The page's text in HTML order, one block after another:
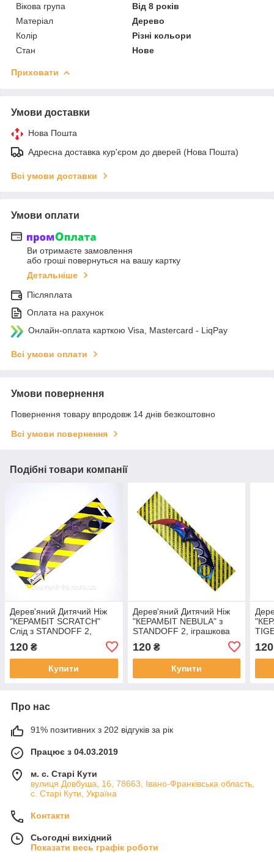
Вікова група
Від 8 років
Матеріал
Дерево
Колір
Різні кольори
Стан
Нове
Приховати
Умови доставки
Нова Пошта
Адресна доставка кур'єром до дверей (Нова Пошта)
Всі умови доставки
Умови оплати
Ви отримаєте замовлення
або гроші повернуться на вашу картку
Детальніше
Післяплата
Оплата на рахунок
Онлайн-оплата карткою Visa, Mastercard - LiqPay
Всі умови оплати
Умови повернення
Повернення товару впродовж 14 днів безкоштовно
Всі умови повернення
Подібні товари компанії
Дерев'яний Дитячий Ніж
"КЕРАМБІТ SCRATCH"
Слід з STANDOFF 2,
120 ₴
Купити
Дерев'яний Дитячий Ніж
"КЕРАМБІТ NEBULA" з
STANDOFF 2, іграшкова
120₴
Купити
120
Про нас
91% позитивних з 202 відгуків за рік
Працює з 04.03.2019
м. с. Старі Кути
вулиця Довбуша, 16, 78663, Івано-Франківська область,
с. Старі Кути, Україна
Контакти
Сьогодні вихідний
Показати весь графік роботи